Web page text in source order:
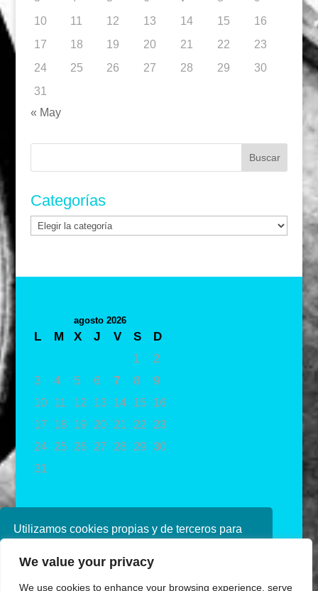
Utilizamos cookies propias y de terceros para
navegando, consideramos que acepta su uso.
We value your privacy
We use cookies to enhance your browsing experience, serve
10
11 12 13 14 15
16
17
18 19 20 21 22
23
24
25 26 27 28 29
30
31
« May
Buscar:
Categorías
Categorías
agosto 2026
L M X J V S
D
1
2
3
4 5 6 7 8
9
10
11 12 13 14 15
16
17
18 19 20 21 22
23
24
25 26 27 28 29 30
31